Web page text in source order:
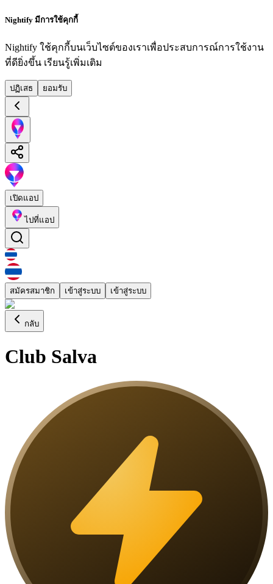
Nightify มีการใช้คุกกี้
Nightify ใช้คุกกี้บนเว็บไซต์ของเราเพื่อประสบการณ์การใช้งาน
ที่ดียิ่งขึ้น เรียนรู้เพิ่มเติม
ปฏิเสธ ยอมรับ
เปิดแอป
ไปที่แอป
สมัครสมาชิก เข้าสู่ระบบ เข้าสู่ระบบ
กลับ
Club Salva